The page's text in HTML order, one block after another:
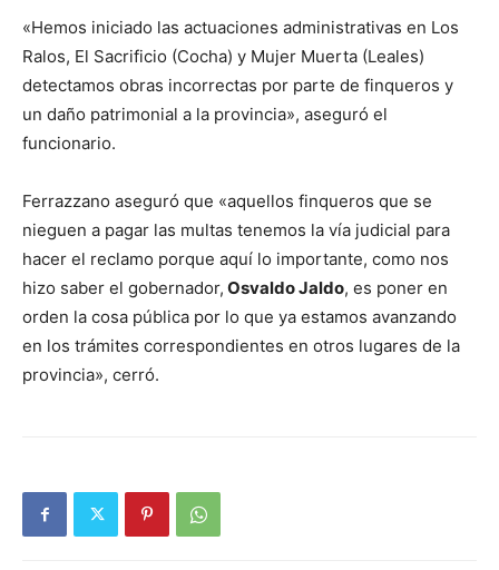
«Hemos iniciado las actuaciones administrativas en Los
Ralos, El Sacrificio (Cocha) y Mujer Muerta (Leales)
detectamos obras incorrectas por parte de finqueros y
un daño patrimonial a la provincia», aseguró el
funcionario.
Ferrazzano aseguró que «aquellos finqueros que se
nieguen a pagar las multas tenemos la vía judicial para
hacer el reclamo porque aquí lo importante, como nos
hizo saber el gobernador, Osvaldo Jaldo, es poner en
orden la cosa pública por lo que ya estamos avanzando
en los trámites correspondientes en otros lugares de la
provincia», cerró.